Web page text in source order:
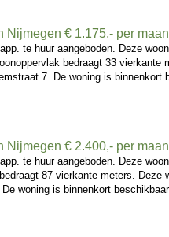
Nijmegen € 1.175,- per
te huur aangeboden. Deze
bedraagt 33 vierkante
7. De woning is binnenkort
Nijmegen € 2.400,- per
te huur aangeboden. Deze
87 vierkante meters. Deze
woning is binnenkort